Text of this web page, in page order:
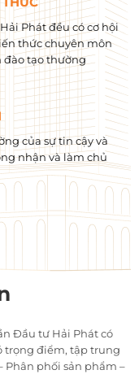
Phát đều có cơ hội
​​thức chuyên môn
đào tạo thường
của sự tin cậy và
nhận và làm chủ
Đầu tư Hải Phát có
trọng điểm, tập trung
Phân phối sản phẩm –